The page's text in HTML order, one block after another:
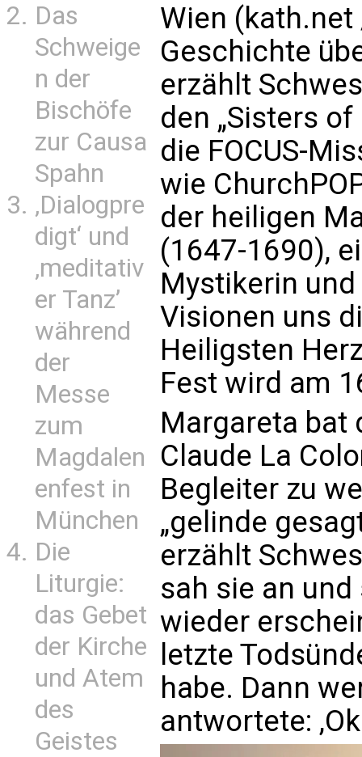
Das
Schweige
n der
Bischöfe
zur Causa
Spahn
‚Dialogpre
digt‘ und
‚meditativ
er Tanz’
während
der
Messe
zum
Magdalen
enfest in
München
Die
Liturgie:
das Gebet
der Kirche
und Atem
des
Geistes
Wien
Geschichte
erzählt
den „Sisters
die FOCUS-
wie
der heiligen
(1647-1690),
Mystikerin
Visionen uns
Heiligsten
Fest wird am
Margareta bat
Claude La
Begleiter zu
„gelinde
erzählt
sah sie an
wieder
letzte
habe. Dann
antwortete: